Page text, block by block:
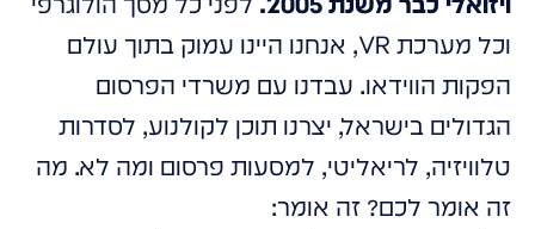
וכל מערכת VR, אנחנו היינו עמוק בתוך עולם
הפקות הווידאו. עבדנו עם משרדי הפרסום
הגדולים בישראל, יצרנו תוכן לקולנוע, לסדרות
טלוויזיה, לריאליטי, למסעות פרסום ומה לא. מה
זה אומר לכם? זה אומר: